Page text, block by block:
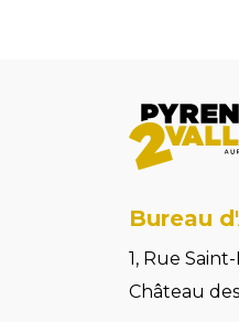
Bureau
1, Rue
Château